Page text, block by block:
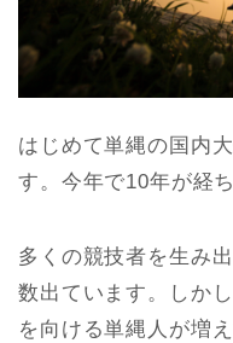
はじめて単縄の国内
す。今年で10年が経ち
多くの競技者を生み
数出ています。しか
を向ける単縄人が増